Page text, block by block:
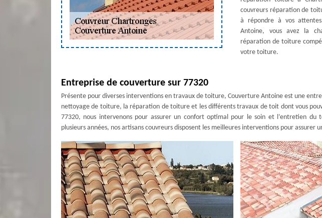
couvreurs réparation de
à répondre à vos
Antoine, vous avez la
réparation de toiture
votre toiture.
Entreprise de couverture sur 77320
Présente pour diverses interventions en travaux de toiture, Couverture Antoine est une
nettoyage de toiture, la réparation de toiture et les différents travaux de toit dont vous
77320, nous intervenons pour assurer un confort optimal pour le soin et l’entretien du
plusieurs années, nos artisans couvreurs disposent les meilleures interventions pour assurer